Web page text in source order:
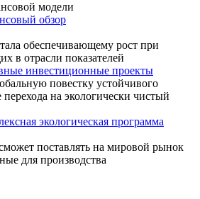
модели
обзор
обеспечивающему рост при
в отрасли показателей
инвестиционные проекты
повестку устойчивого
на экологически чистый
экологическая программа
поставлять на мировой рынок
для производства